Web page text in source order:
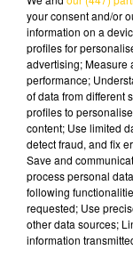
2 octobre
LE RÉGIME
EST-IL
Souvent
le régime de
ses règles se
devenu trop
your consent and/or
information on a
profiles for
advertising; Measure
performance;
of data from different
profiles to
content; Use limited
detect fraud, and fix
Save and
process personal
following
requested; Use
other data sources;
information